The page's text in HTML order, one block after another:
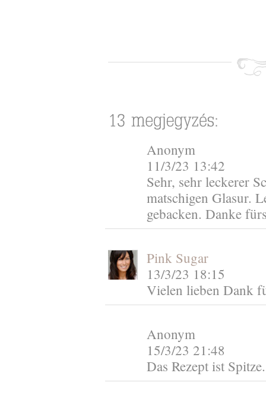
Anonym
11/3/23 13:42
Sehr, sehr leckerer
matschigen Glasur.
gebacken. Danke
Pink Sugar
13/3/23 18:15
Vielen lieben Dank
Anonym
15/3/23 21:48
Das Rezept ist